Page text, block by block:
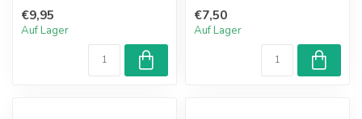
€9,95
Auf Lager
hervorrag...
€7,50
Auf Lager